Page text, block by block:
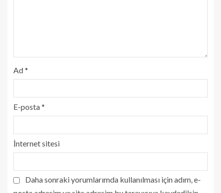
Ad*
E-posta*
İnternet sitesi
Daha sonraki yorumlarımda kullanılması için adım, e-